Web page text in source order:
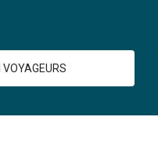
VOYAGEURS